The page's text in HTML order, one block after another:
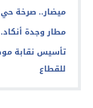
ميضار.. صرخة حي
مطار وجدة
تأسيس نقابة
للقطاع